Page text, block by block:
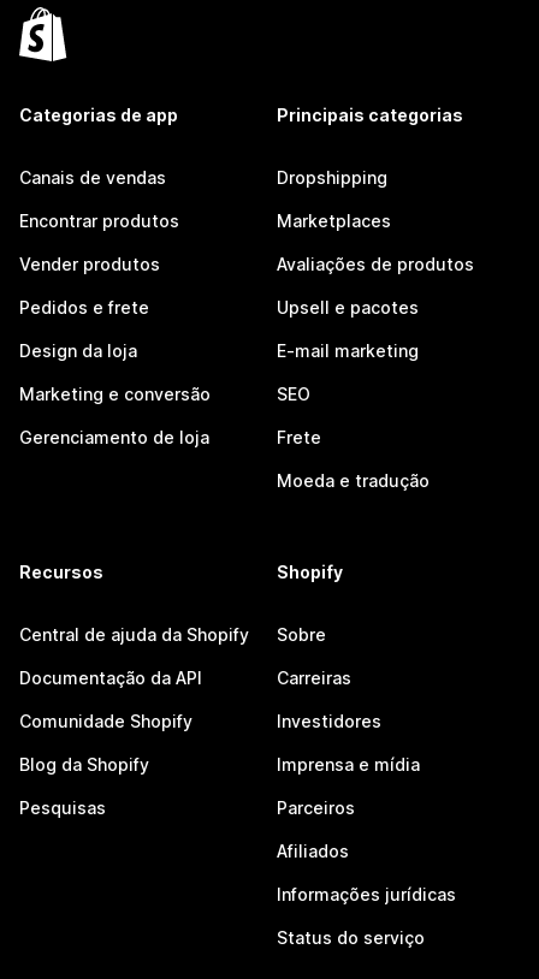
Categorias de app
Canais de vendas
Encontrar produtos
Vender produtos
Pedidos e frete
Design da loja
Marketing e conversão
Gerenciamento de loja
Principais categorias
Dropshipping
Marketplaces
Avaliações de produtos
Upsell e pacotes
E-mail marketing
SEO
Frete
Moeda e tradução
Recursos
Central de ajuda da Shopify
Documentação da API
Comunidade Shopify
Blog da Shopify
Pesquisas
Shopify
Sobre
Carreiras
Investidores
Imprensa e mídia
Parceiros
Afiliados
Informações jurídicas
Status do serviço